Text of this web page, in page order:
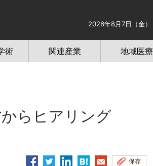
2026年8月7日（金）
術 関連産業 地域医療
からヒアリング
保存